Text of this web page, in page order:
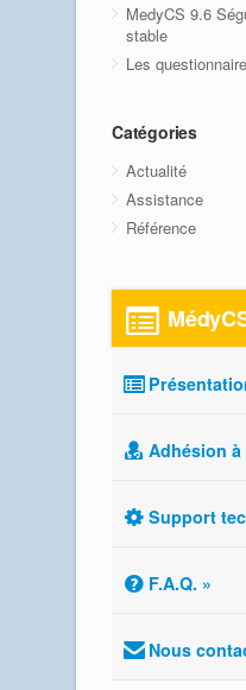
MedyCS 9.6
stable
Les
Catégories
Actualité
Assistance
Référence
Adhésion
Support
F.A.Q. »
Nous